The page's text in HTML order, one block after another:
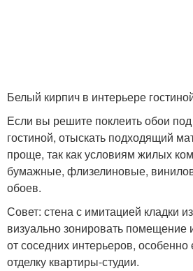
Белый кирпич в интерьере
Если вы решите поклеить обои
гостиной, отыскать подходящий
проще, так как условиям жилых
бумажные, флизелиновые,
обоев.
Совет: стена с имитацией кладки
визуально зонировать помещение
от соседних интерьеров,
отделку квартиры-студии.